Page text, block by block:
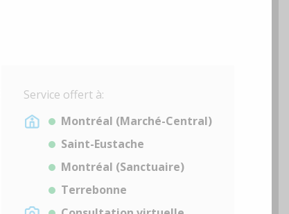
Service offert à:
Montréal (Marché-Central)
Saint-Eustache
Montréal (Sanctuaire)
Terrebonne